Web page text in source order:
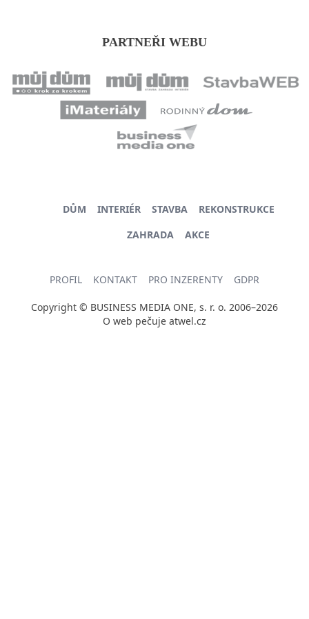
PARTNEŘI WEBU
DŮM INTERIÉR STAVBA
REKONSTRUKCE
ZAHRADA
AKCE
PROFIL KONTAKT PRO INZERENTY GDPR
Copyright © BUSINESS MEDIA ONE, s. r. o. 2006–2026